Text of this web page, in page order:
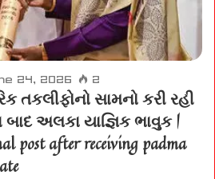
24, 2026 2
તકલીફોનો સામનો કરી રહી
અલકા યાજ્ઞિક ભાવુક |
post after receiving padma